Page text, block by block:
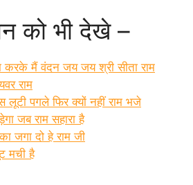
को भी देखे –
करके मैं वंदन जय जय श्री सीता राम
राम
लूटी पगले फिर क्यों नहीं राम भजे
जब राम सहारा है
जगा दो हे राम जी
मची है